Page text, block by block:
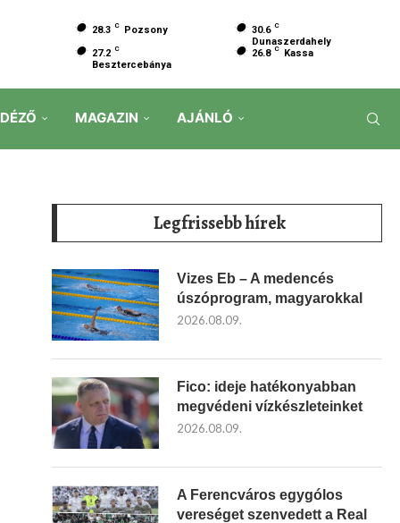
28.3 C Pozsony 30.6 C
Dunaszerdahely
27.2 C
Besztercebánya
26.8 C Kassa
MAGAZIN AJÁNLÓ
Legfrissebb hírek
Vizes Eb – A medencés
úszóprogram, magyarokkal
2026.08.09.
Fico: ideje hatékonyabban
megvédeni vízkészleteinket
2026.08.09.
A Ferencváros egygólos
vereséget szenvedett a Real